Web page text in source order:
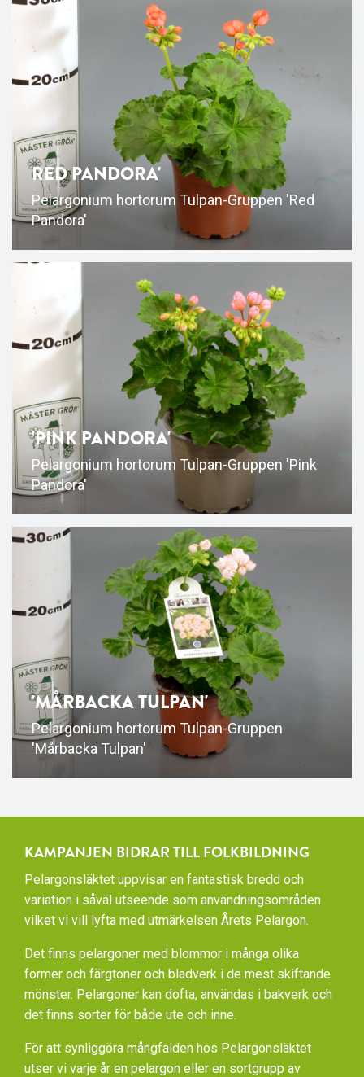
RED PANDORA'
Pelargonium hortorum Tulpan-Gruppen 'Red
Pandora'
'PINK PANDORA'
Pelargonium hortorum Tulpan-Gruppen 'Pink
Pandora'
'MÅRBACKA TULPAN'
Pelargonium hortorum Tulpan-Gruppen
'Mårbacka Tulpan'
KAMPANJEN BIDRAR TILL FOLKBILDNING
Pelargonsläktet uppvisar en fantastisk bredd och
variation i såväl utseende som användningsområden
vilket vi vill lyfta med utmärkelsen Årets Pelargon.
Det finns pelargoner med blommor i många olika
former och färgtoner och bladverk i de mest skiftande
mönster. Pelargoner kan dofta, användas i bakverk och
det finns sorter för både ute och inne.
För att synliggöra mångfalden hos Pelargonsläktet
utser vi varje år en pelargon eller en sortgrupp av